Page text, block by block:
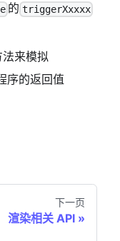
的 triggerXxxxx
法来模拟
序的返回值
下一页
渲染相关 API